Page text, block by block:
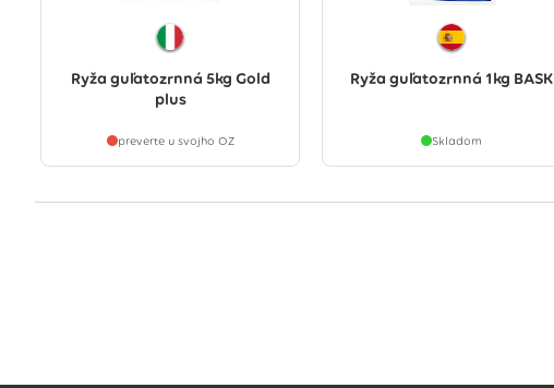
Ryža guľatozrnná 5kg Gold
plus
preverte u svojho OZ
Ryža guľatozrnná 1kg BASK
Skladom